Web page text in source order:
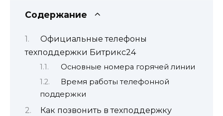
Содержание
Официальные телефоны
техподдержки Битрикс24
Основные номера горячей линии
Время работы телефонной
поддержки
Как позвонить в техподдержку